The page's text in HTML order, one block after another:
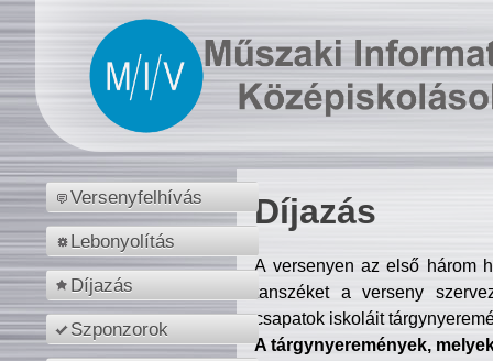
Versenyfelhívás
Lebonyolítás
Díjazás
Szponzorok
Díjazás
A versenyen az első három
tanszéket a verseny
csapatok iskoláit
A tárgynyeremények,